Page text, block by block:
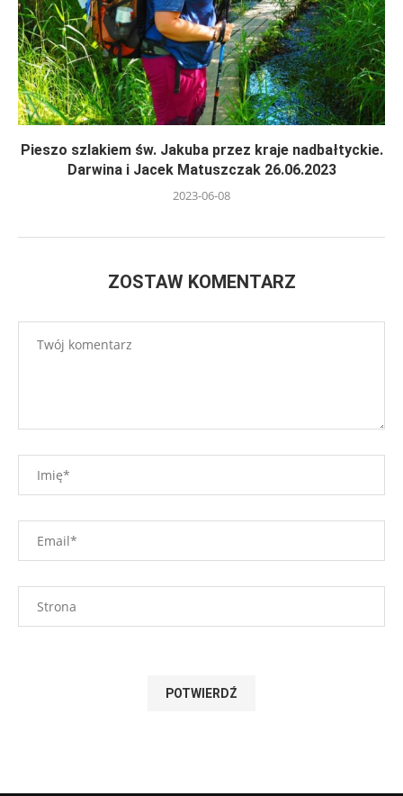
Pieszo szlakiem św. Jakuba przez kraje nadbałtyckie.
Darwina i Jacek Matuszczak 26.06.2023
2023-06-08
ZOSTAW KOMENTARZ